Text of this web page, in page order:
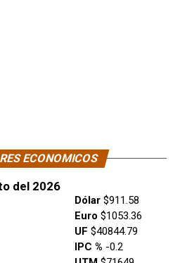
ECONOMICOS
del 2026
Dólar$911.58
Euro $1053.36
UF $40844.79
IPC % -0.2